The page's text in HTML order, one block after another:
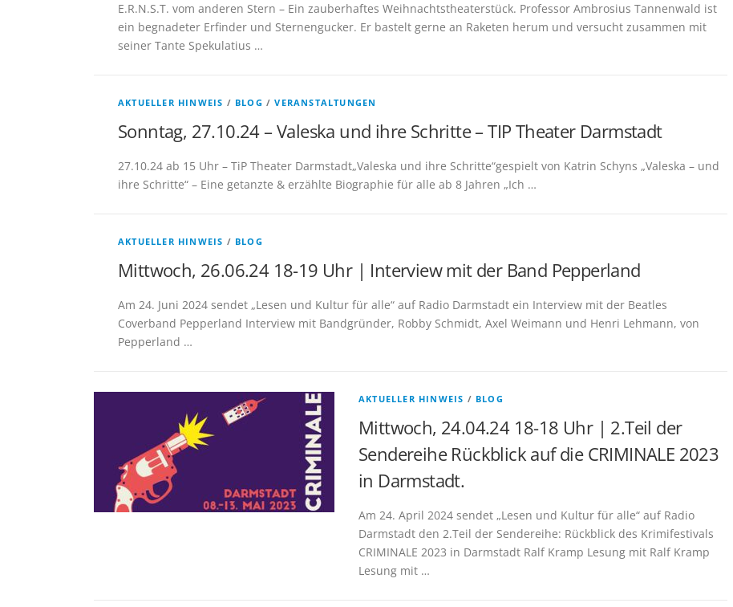
E.R.N.S.T. vom anderen Stern – Ein zauberhaftes Weihnachtstheaterstück. Professor Ambrosius Tannenwald ist
ein begnadeter Erfinder und Sternengucker. Er bastelt gerne an Raketen herum und versucht zusammen mit
seiner Tante Spekulatius …
AKTUELLER HINWEIS / BLOG /VERANSTALTUNGEN
Sonntag, 27.10.24 – Valeska und ihre Schritte – TIP Theater Darmstadt
27.10.24 ab 15 Uhr – TiP Theater Darmstadt„Valeska und ihre Schritte“gespielt von Katrin Schyns „Valeska – und
ihre Schritte“ – Eine getanzte & erzählte Biographie für alle ab 8 Jahren „Ich …
AKTUELLER HINWEIS / BLOG
Mittwoch, 26.06.24 18-19 Uhr | Interview mit der Band Pepperland
Am 24. Juni 2024 sendet „Lesen und Kultur für alle“ auf Radio Darmstadt ein Interview mit der Beatles
Coverband Pepperland Interview mit Bandgründer, Robby Schmidt, Axel Weimann und Henri Lehmann, von
Pepperland …
AKTUELLER HINWEIS / BLOG
Mittwoch, 24.04.24 18-18 Uhr | 2.Teil der
Sendereihe Rückblick auf die CRIMINALE 2023
in Darmstadt.
Am 24. April 2024 sendet „Lesen und Kultur für alle“ auf Radio
Darmstadt den 2.Teil der Sendereihe: Rückblick des Krimifestivals
CRIMINALE 2023 in Darmstadt Ralf Kramp Lesung mit Ralf Kramp
Lesung mit …